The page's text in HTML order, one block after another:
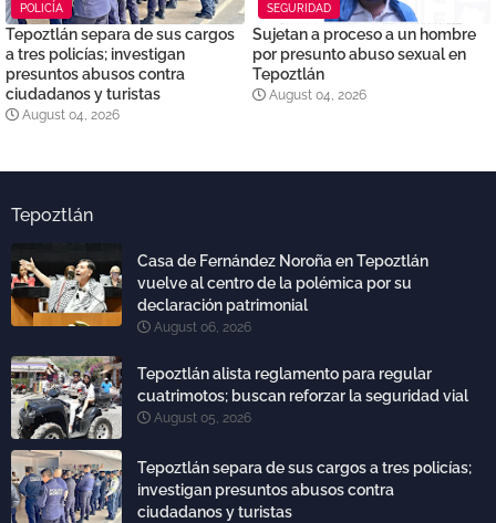
POLICÍA
Tepoztlán separa de sus cargos
a tres policías; investigan
presuntos abusos contra
ciudadanos y turistas
August 04, 2026
SEGURIDAD
Sujetan a proceso a un hombre
por presunto abuso sexual en
Tepoztlán
August 04, 2026
Tepoztlán
Casa de Fernández Noroña en Tepoztlán
vuelve al centro de la polémica por su
declaración patrimonial
August 06, 2026
Tepoztlán alista reglamento para regular
cuatrimotos; buscan reforzar la seguridad vial
August 05, 2026
Tepoztlán separa de sus cargos a tres policías;
investigan presuntos abusos contra
ciudadanos y turistas